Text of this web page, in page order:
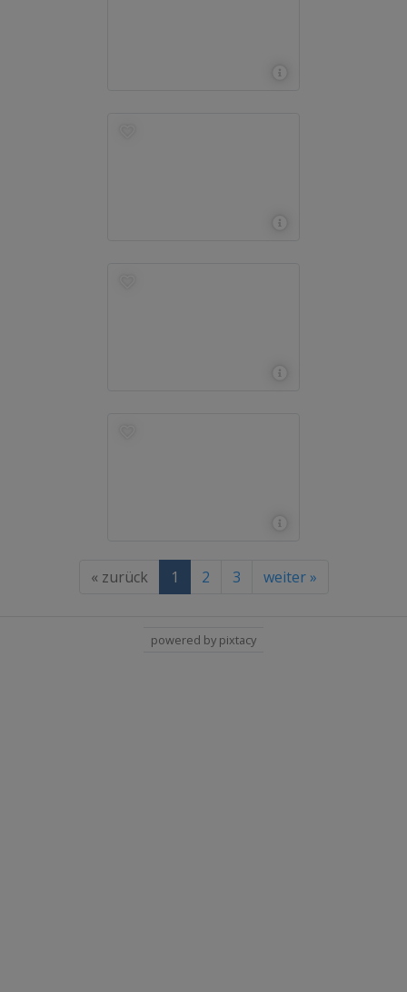
« zurück 1 2 3 weiter »
powered by pixtacy